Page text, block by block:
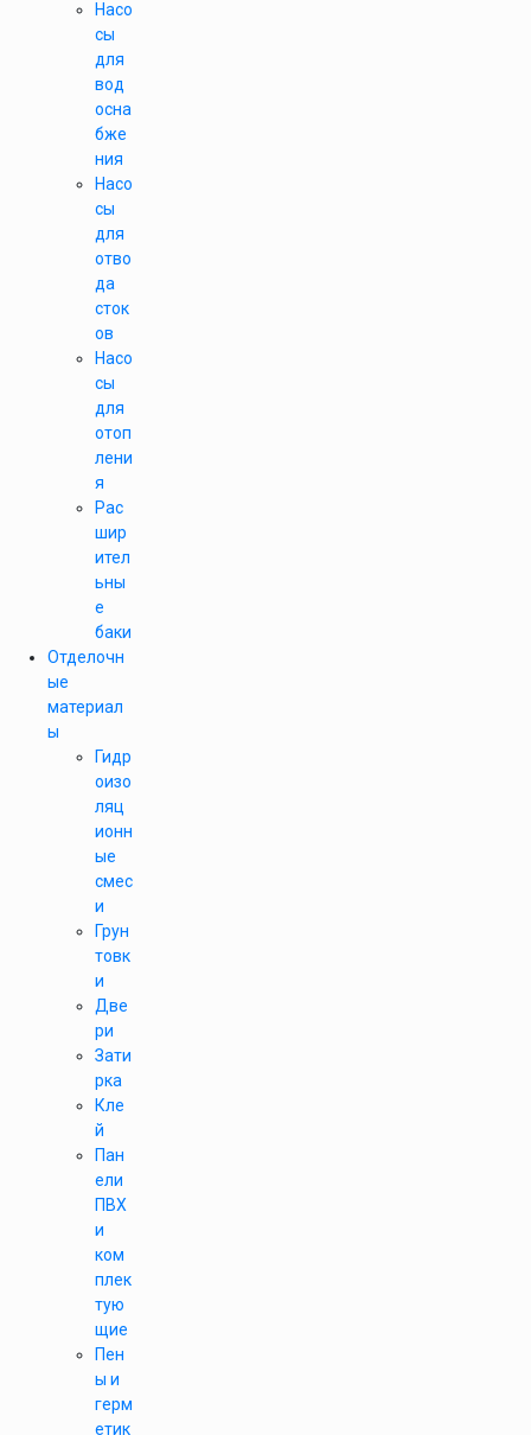
Насо
сы
для
вод
осна
бже
ния
Насо
сы
для
отво
да
сток
ов
Насо
сы
для
отоп
лени
я
Рас
шир
ител
ьны
е
баки
Отделочн
ые
материал
ы
Гидр
оизо
ляц
ионн
ые
смес
и
Грун
товк
и
Две
ри
Зати
рка
Кле
й
Пан
ели
ПВХ
и
ком
плек
тую
щие
Пен
ы и
герм
етик